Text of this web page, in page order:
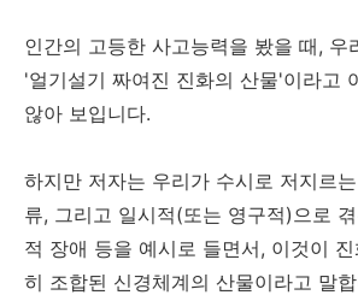
인간의 고등한 사고능력을 봤을 때, 우
'얼기설기 짜여진 진화의 산물'이라고
않아 보입니다.
하지만 저자는 우리가 수시로 저지르
류, 그리고 일시적(또는 영구적)으로
적 장애 등을 예시로 들면서, 이것이
히 조합된 신경체계의 산물이라고 말